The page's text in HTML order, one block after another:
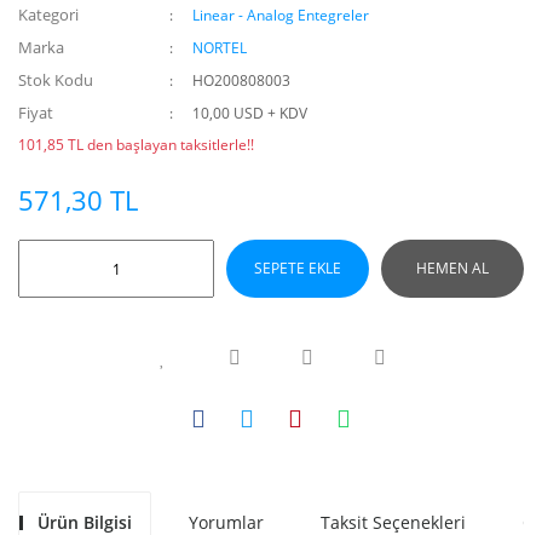
Kategori Linear - Analog Entegreler
Marka NORTEL
Stok Kodu HO200808003
Fiyat
10,00 USD + KDV
101,85 TL den başlayan taksitlerle!!
571,30 TL
SEPETE EKLE HEMEN AL
Ürün Bilgisi Yorumlar Taksit Seçenekleri